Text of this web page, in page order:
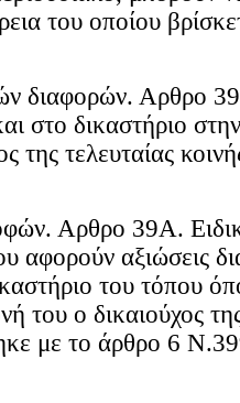
του οποίου
διαφορών. Αρθρο
στο δικαστήριο
της τελευταίας
Αρθρο 39Α.
αφορούν αξιώσεις
του τόπου
του ο δικαιούχος
με το άρθρο 6